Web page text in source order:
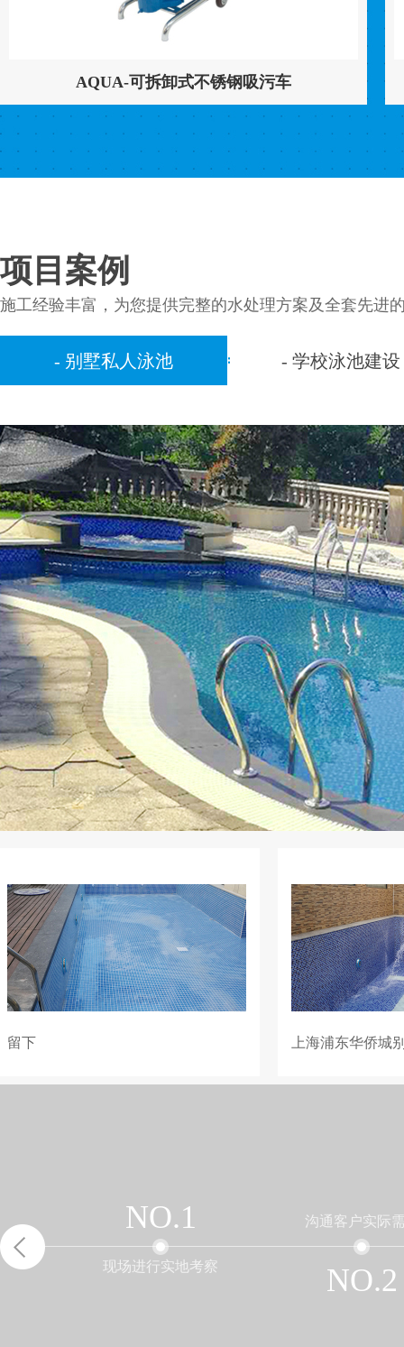
AQUA-可拆卸式不锈钢吸污车
ATM系列增压泵
AK系列泳池泵
项目案例
施工经验丰富，为您提供完整的水处理方案及全套先进
- 别墅私人泳池
上海浦东华侨城别墅泳池
- 学校泳池建设
NO.1
现场进行实地考察 NO.2
沟通客户实际